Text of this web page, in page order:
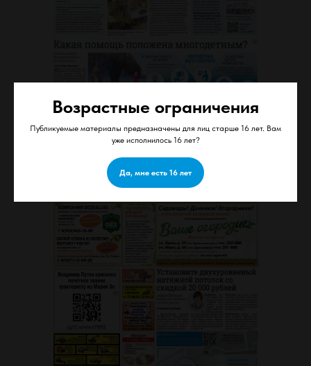
Возрастные ограничения
Публикуемые материалы предназначены для лиц старше 16 лет. Вам
уже исполнилось 16 лет?
Да, мне есть 16 лет